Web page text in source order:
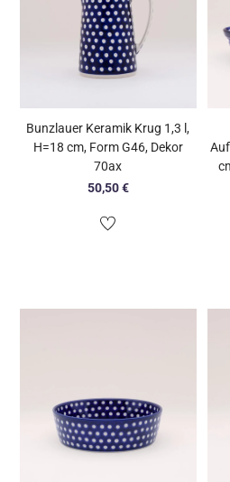
Bunzlauer Keramik Krug 1,3 l,
H=18 cm, Form G46, Dekor
70ax
50,50€